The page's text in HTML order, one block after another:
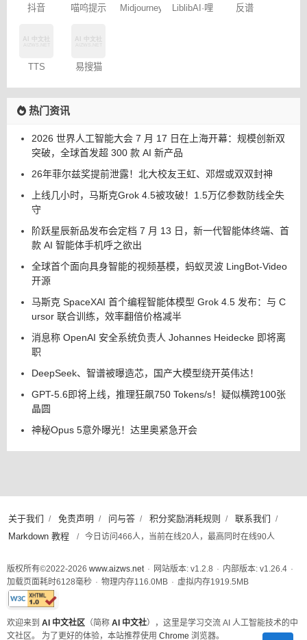
抖音
喵呜提示
Midjourney
LiblibAI·哩
反谱
TTS
易搜猫
热门资讯
2026 世界人工智能大会 7 月 17 日在上海开幕：规模创新双
突破，全球首发超 300 款 AI 新产品
26年菲尔兹奖提前泄露！北大校友王虹、邓煜或双双封神
上线几小时，马斯克Grok 4.5被攻破！1.5万亿参数防线全失
守
阶跃星辰新品发布会定档 7 月 13 日，新一代智能体终端、首
款 AI 智能体手机呼之欲出
全球首个面向具身智能的视频基模，蚂蚁灵波 LingBot-Video
开源
马斯克 SpaceXAI 首个编程智能体模型 Grok 4.5 发布：与 C
ursor 联合训练，效率翻倍价格减半
消息称 OpenAI 安全系统负责人 Johannes Heidecke 即将离
职
DeepSeek、智谱被曝造芯，国产大模型绕开英伟达！
GPT-5.6即将上线，推理狂飙750 Tokens/s！疑似横跨100张
晶圆
神秘Opus 5意外曝光！达里奥紧急开会
关于我们 / 免责声明 / 问与答 / 积分奖励消耗规则 / 联系我们 /
Markdown 教程 / 今日访问466人，当前在线20人，最高同时在线90人
版权所有©2022-2026 www.aizws.net · 网站版本: v1.2.8 · 内部版本: v1.26.4 ·
加载页面耗时6128毫秒 · 物理内存116.0MB · 虚拟内存1919.5 MB
此页面已通过W3C XHTML 1.0 Strict标准验证
欢迎来到 AI 中文社区 （简称 AI 中文社），这里是学习交流 AI 人工智能技术的中
文社区。 为了更好的体验，本站推荐使用 Chrome 浏览器。